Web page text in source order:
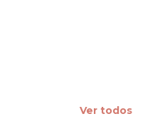
Ver todos